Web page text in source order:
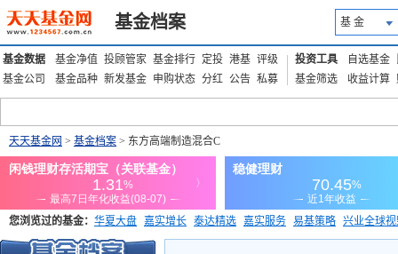
基金档案 基 金
基金数据 基金净值 投顾管家 基金排行 定投 港基 评级
基金公司
基金品种 新发基金 申购状态 分红 公告 私募
投资工具 自选基金
基金筛选
收益计算
天天基金网 > 基金档案 > 东方高端制造混合C
您浏览过的基金： 华夏大盘 嘉实增长 泰达精选 嘉实服务 易基策略 兴业全球
添富优势 华安宏利 上证180价值ETF